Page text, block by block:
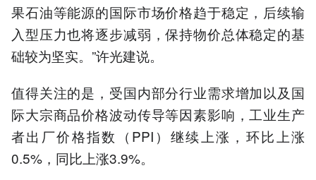
果石油等能源的国际市场价格趋于稳定，后续输
入型压力也将逐步减弱，保持物价总体稳定的基
础较为坚实。”许光建说。
值得关注的是，受国内部分行业需求增加以及国
际大宗商品价格波动传导等因素影响，工业生产
者出厂价格指数（PPI）继续上涨，环比上涨
0.5%，同比上涨3.9%。